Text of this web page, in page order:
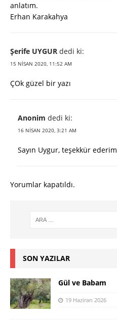
anlatım.
Erhan Karakahya
Şerife UYGUR dedi ki:
15 NISAN 2020, 11:52 AM
ÇOk güzel bir yazı
Anonim dedi ki:
16 NISAN 2020, 3:21 AM
Sayın Uygur, teşekkür ederim
Yorumlar kapatıldı.
SON YAZILAR
Gül ve Babam
19 Haziran 2026